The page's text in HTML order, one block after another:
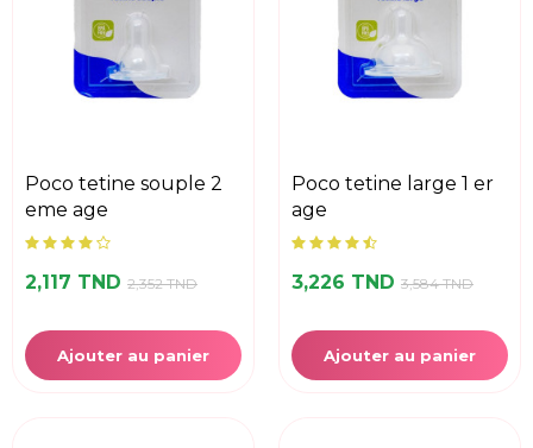
poco tetine souple 2
eme age
2,117 TND 2,352 TND
Ajouter au panier
poco tetine large 1 er
age
3,226 TND 3,584 TND
Ajouter au panier